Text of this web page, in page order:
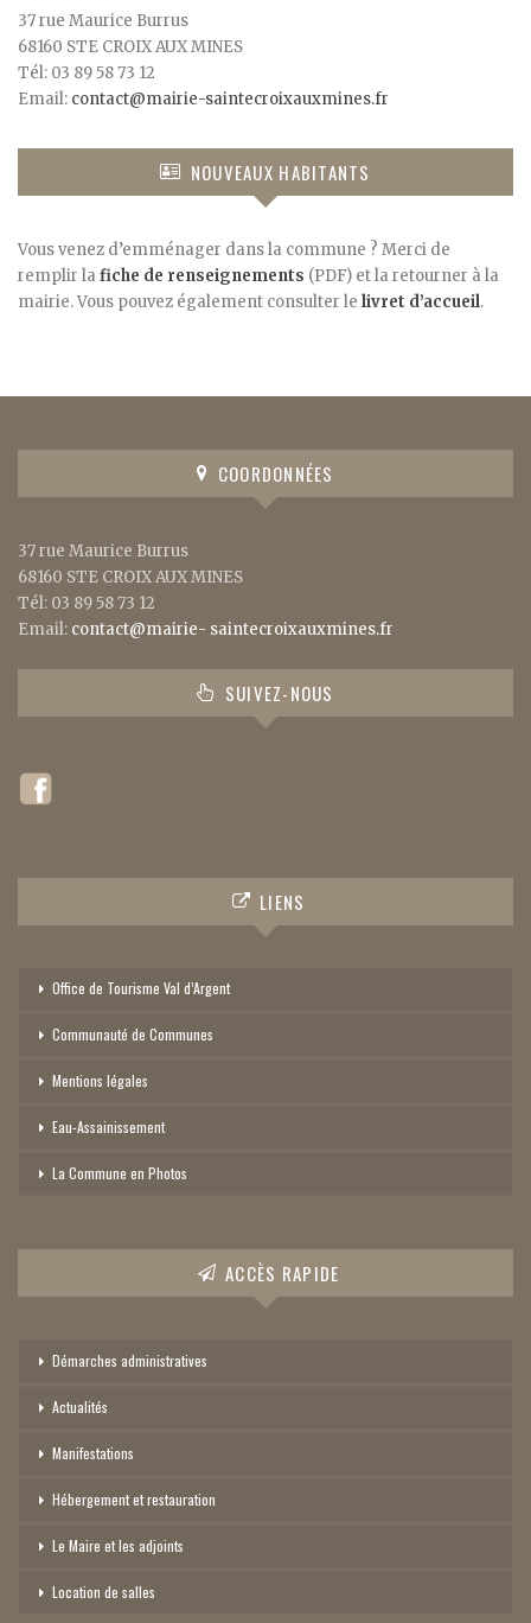
37 rue Maurice Burrus
68160 STE CROIX AUX MINES
Tél: 03 89 58 73 12
Email: contact@mairie-saintecroixauxmines.fr
NOUVEAUX HABITANTS
Vous venez d’emménager dans la commune ? Merci de
remplir la fiche de renseignements (PDF) et la retourner à la
mairie. Vous pouvez également consulter le livret d’accueil.
COORDONNÉES
37 rue Maurice Burrus
68160 STE CROIX AUX MINES
Tél: 03 89 58 73 12
Email: contact@mairie- saintecroixauxmines.fr
SUIVEZ-NOUS
LIENS
Office de Tourisme Val d’Argent
Communauté de Communes
Mentions légales
Eau-Assainissement
La Commune en Photos
ACCÈS RAPIDE
Démarches administratives
Actualités
Manifestations
Hébergement et restauration
Le Maire et les adjoints
Location de salles